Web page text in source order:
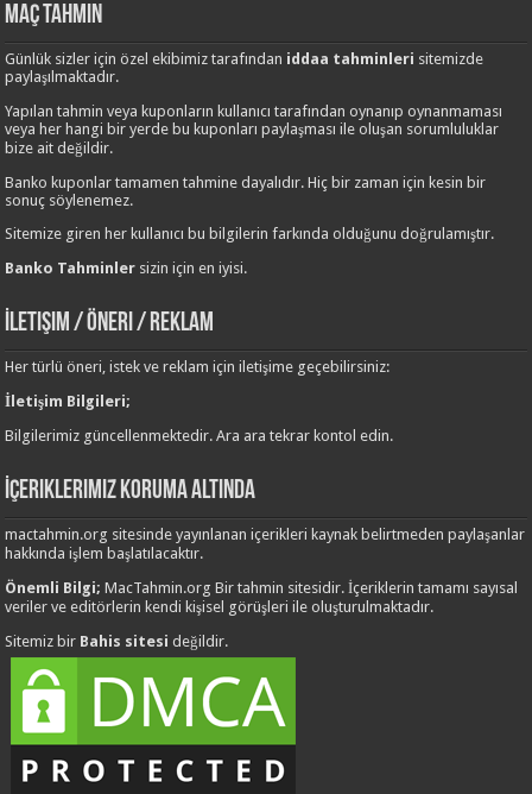
Maç Tahmin
Günlük sizler için özel ekibimiz tarafından iddaa tahminleri sitemizde
paylaşılmaktadır.
Yapılan tahmin veya kuponların kullanıcı tarafından oynanıp oynanmaması
veya her hangi bir yerde bu kuponları paylaşması ile oluşan sorumluluklar
bize ait değildir.
Banko kuponlar tamamen tahmine dayalıdır. Hiç bir zaman için kesin bir
sonuç söylenemez.
Sitemize giren her kullanıcı bu bilgilerin farkında olduğunu doğrulamıştır.
Banko Tahminler sizin için en iyisi.
İletişim / Öneri / Reklam
Her türlü öneri, istek ve reklam için iletişime geçebilirsiniz:
İletişim Bilgileri;
Bilgilerimiz güncellenmektedir. Ara ara tekrar kontol edin.
İçeriklerimiz Koruma Altında
mactahmin.org sitesinde yayınlanan içerikleri kaynak belirtmeden paylaşanlar
hakkında işlem başlatılacaktır.
Önemli Bilgi;MacTahmin.org Bir tahmin sitesidir. İçeriklerin tamamı sayısal
veriler ve editörlerin kendi kişisel görüşleri ile oluşturulmaktadır.
Sitemiz bir Bahis sitesi değildir.